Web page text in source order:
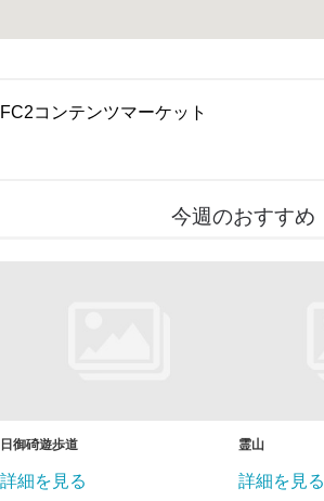
FC2コンテンツマーケット
今週のおすすめ
日御碕遊歩道
詳細を見る
霊山
詳細を見る